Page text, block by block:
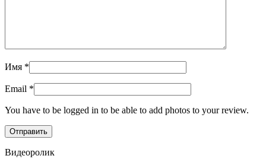
Имя *
Email *
You have to be logged in to be able to add photos to your review.
Видеоролик